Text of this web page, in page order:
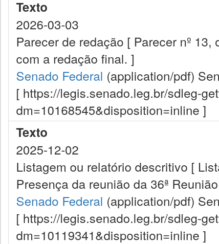
Texto
2026-03-03
Parecer de redação [ Parecer nº
com a redação final. ]
Senado Federal (application/pdf)
[ https://legis.senado.leg.br/sdleg-
dm=10168545&disposition=inline ]
Texto
2025-12-02
Listagem ou relatório descritivo [
Presença da reunião da 36ª
Senado Federal (application/pdf)
[ https://legis.senado.leg.br/sdleg-
dm=10119341&disposition=inline ]